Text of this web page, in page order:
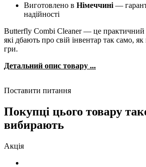
Виготовлено в Німеччині —
надійності
Butterfly Combi Cleaner — це практичний
які дбають про свій інвентар так само,
гри.
Детальний опис товару ...
Поставити питання
Покупці цього товару
вибирають
Акція